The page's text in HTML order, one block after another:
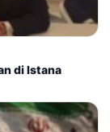
di Istana